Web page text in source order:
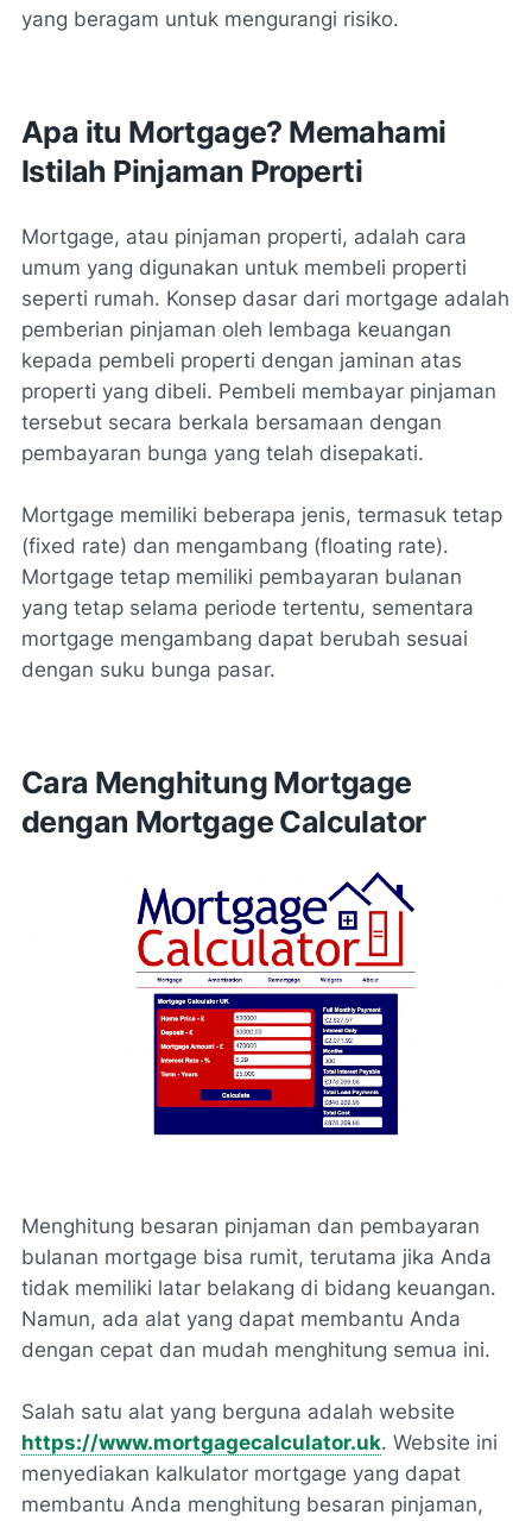
yang beragam untuk mengurangi risiko.
Apa itu Mortgage? Memahami
Istilah Pinjaman Properti
Mortgage, atau pinjaman properti, adalah cara
umum yang digunakan untuk membeli properti
seperti rumah. Konsep dasar dari mortgage adalah
pemberian pinjaman oleh lembaga keuangan
kepada pembeli properti dengan jaminan atas
properti yang dibeli. Pembeli membayar pinjaman
tersebut secara berkala bersamaan dengan
pembayaran bunga yang telah disepakati.
Mortgage memiliki beberapa jenis, termasuk tetap
(fixed rate) dan mengambang (floating rate).
Mortgage tetap memiliki pembayaran bulanan
yang tetap selama periode tertentu, sementara
mortgage mengambang dapat berubah sesuai
dengan suku bunga pasar.
Cara Menghitung Mortgage
dengan Mortgage Calculator
Menghitung besaran pinjaman dan pembayaran
bulanan mortgage bisa rumit, terutama jika Anda
tidak memiliki latar belakang di bidang keuangan.
Namun, ada alat yang dapat membantu Anda
dengan cepat dan mudah menghitung semua ini.
Salah satu alat yang berguna adalah website
https://www.mortgagecalculator.uk. Website ini
menyediakan kalkulator mortgage yang dapat
membantu Anda menghitung besaran pinjaman,